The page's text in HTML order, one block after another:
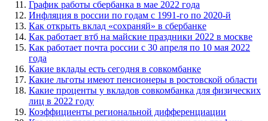
График работы сбербанка в мае 2022 года
Инфляция в россии по годам с 1991-го по 2020-й
Как открыть вклад «сохраняй» в сбербанке
Как работает втб на майские праздники 2022 в москве
Как работает почта россии с 30 апреля по 10 мая 2022
года
Какие вклады есть сегодня в совкомбанке
Какие льготы имеют пенсионеры в ростовской области
Какие проценты у вкладов совкомбанка для физических
лиц в 2022 году
Коэффициенты региональной дифференциации